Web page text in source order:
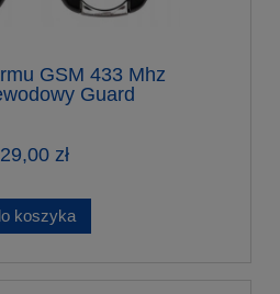
GSM 433 Mhz
Guard
29,00 zł
koszyka